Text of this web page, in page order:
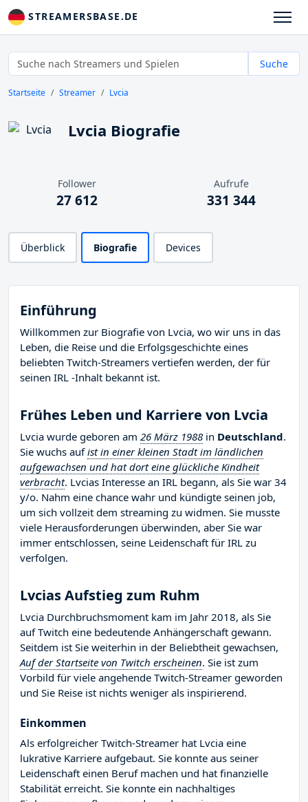
STREAMERSBASE.DE
Suche
Startseite Streamer Lvcia
Lvcia Biografie
Follower
27 612
Aufrufe
331 344
Überblick Biografie Devices
Einführung
Willkommen zur Biografie von Lvcia, wo wir uns in das
Leben, die Reise und die Erfolgsgeschichte eines
beliebten Twitch-Streamers vertiefen werden, der für
seinen IRL -Inhalt bekannt ist.
Frühes Leben und Karriere von Lvcia
Lvcia wurde geboren am 26 März 1988 in Deutschland.
Sie wuchs aufist in einer kleinen Stadt im ländlichen
aufgewachsen und hat dort eine glückliche Kindheit
verbracht. Lvcias Interesse an IRL begann, als Sie war 34
y/o. Nahm eine chance wahr und kündigte seinen job,
um sich vollzeit dem streaming zu widmen. Sie musste
viele Herausforderungen überwinden, aber Sie war
immer entschlossen, seine Leidenschaft für IRL zu
verfolgen.
Lvcias Aufstieg zum Ruhm
Lvcia Durchbruchsmoment kam im Jahr 2018, als Sie
auf Twitch eine bedeutende Anhängerschaft gewann.
Seitdem ist Sie weiterhin in der Beliebtheit gewachsen,
Auf der Startseite von Twitch erscheinen. Sie ist zum
Vorbild für viele angehende Twitch-Streamer geworden
und Sie Reise ist nichts weniger als inspirierend.
Einkommen
Als erfolgreicher Twitch-Streamer hat Lvcia eine
lukrative Karriere aufgebaut. Sie konnte aus seiner
Leidenschaft einen Beruf machen und hat finanzielle
Stabilität erreicht. Sie konnte ein nachhaltiges